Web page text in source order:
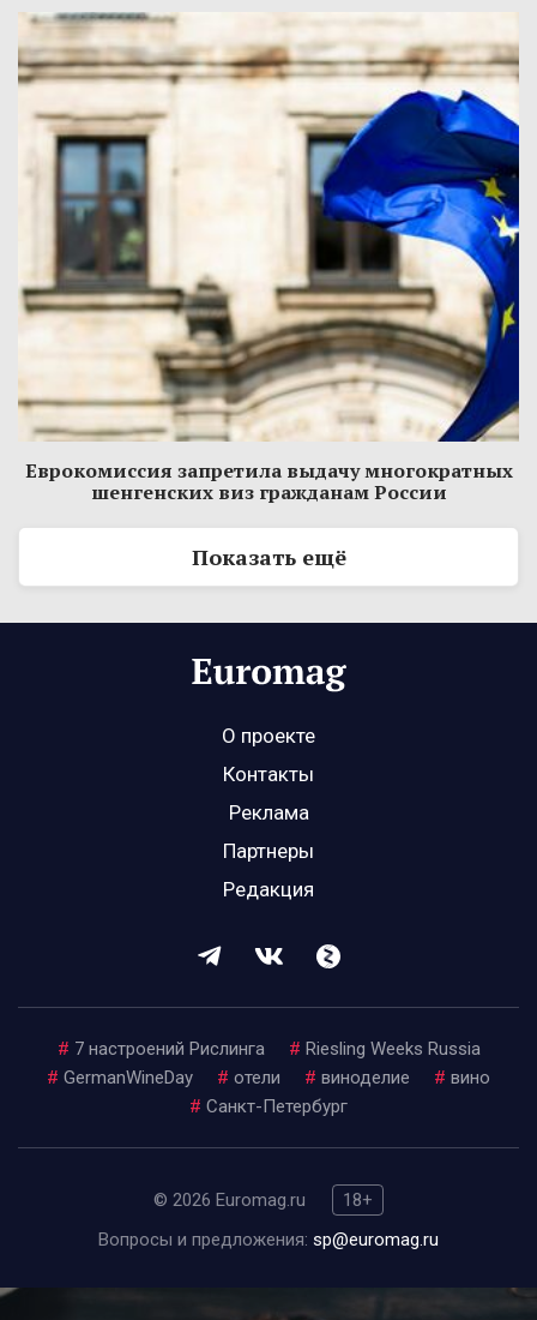
Еврокомиссия запретила выдачу многократных
шенгенских виз гражданам России
Показать ещё
О проекте
Контакты
Реклама
Партнеры
Редакция
# 7 настроений Рислинга # Riesling Weeks Russia
# GermanWineDay # отели # виноделие # вино
# Санкт-Петербург
© 2026 Euromag.ru
18+
Вопросы и предложения: sp@euromag.ru